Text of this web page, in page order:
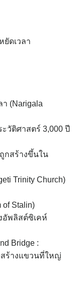
ยัดเวลา
(Narigala
ะวัติศาสตร์ 3,000 ปี
กสร้างขึ้นใน
Trinity Church)
Stalin)
อัพลิสต์ซิเคห์
Bridge :
สร้างแขวนที่ใหญ่